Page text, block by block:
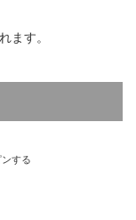
ます。
稿する
ンする